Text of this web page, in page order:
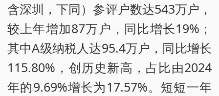
含深圳，下同）参评户数达543万户，
较上年增加87万户，同比增长19%；
其中A级纳税人达95.4万户，同比增长
115.80%，创历史新高，占比由2024
年的9.69%增长为17.57%。短短一年